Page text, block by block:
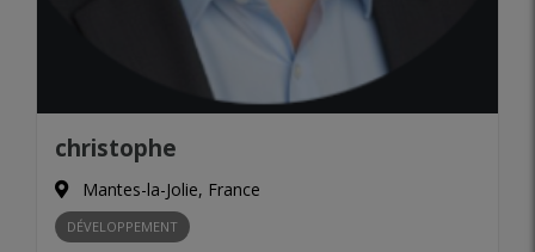
christophe
Mantes-la-Jolie, France
DÉVELOPPEMENT